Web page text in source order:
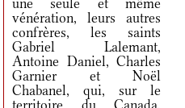
une seule et même
vénération, leurs autres
confrères, les saints
Gabriel Lalemant,
Antoine Daniel, Charles
Garnier et Noël
Chabanel, qui, sur le